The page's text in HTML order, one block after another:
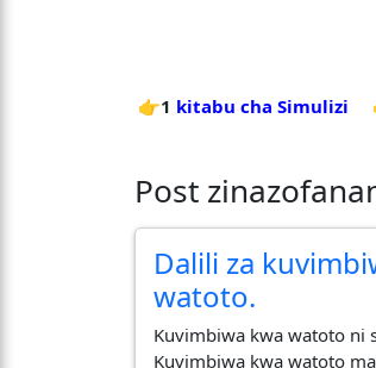
👉1 kitabu cha Simulizi
Post
Dalili za
watoto.
Kuvimbiwa kwa watoto ni
Kuvimbiwa kwa watoto